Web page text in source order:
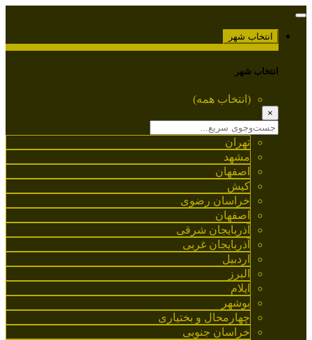
انتخاب شهر
انتخاب شهر
(انتخاب همه)
×
تهران
مشهد
اصفهان
کیش
خراسان رضوی
اصفهان
آذربایجان شرقی
آذربایجان غربی
اردبیل
البرز
ایلام
بوشهر
چهارمحال و بختیاری
خراسان جنوبی